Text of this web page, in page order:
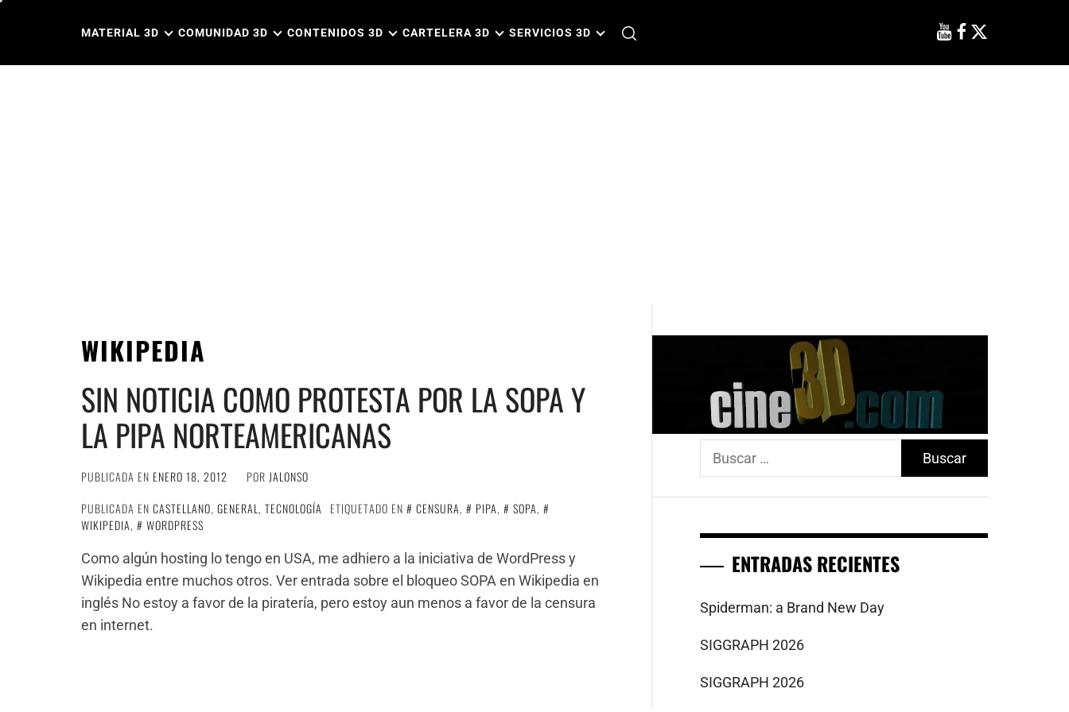
MATERIAL 3D COMUNIDAD 3D CONTENIDOS 3D CARTELERA 3D SERVICIOS 3D
WIKIPEDIA
SIN NOTICIA COMO PROTESTA POR LA SOPA Y
LA PIPA NORTEAMERICANAS
PUBLICADA EN ENERO 18, 2012 POR JALONSO
PUBLICADA EN CASTELLANO, GENERAL, TECNOLOGÍA ETIQUETADO EN CENSURA, PIPA, SOPA,
WIKIPEDIA,
WORDPRESS
Como algún hosting lo tengo en USA, me adhiero a la iniciativa de WordPress y
Wikipedia entre muchos otros. Ver entrada sobre el bloqueo SOPA en Wikipedia en
inglés No estoy a favor de la piratería, pero estoy aun menos a favor de la censura
en internet.
Buscar:
ENTRADAS RECIENTES
Spiderman: a Brand New Day
SIGGRAPH 2026
SIGGRAPH 2026